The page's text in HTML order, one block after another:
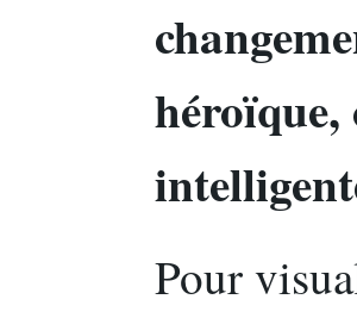
héroïque,
Pour